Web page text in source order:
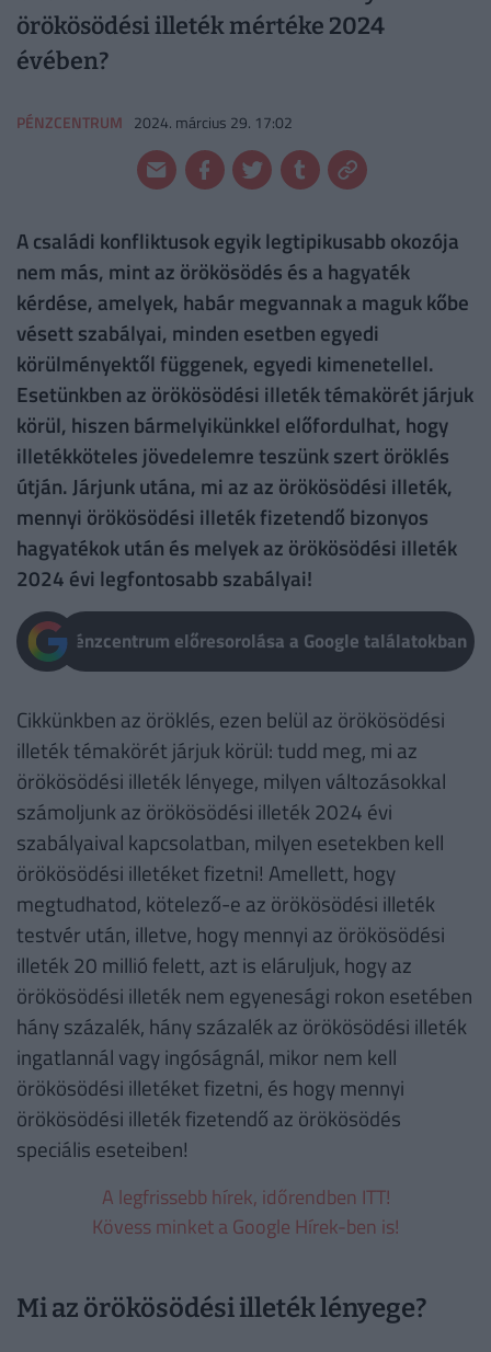
örökösödési illeték mértéke 2024
évében?
PÉNZCENTRUM 2024. március 29. 17:02
A családi konfliktusok egyik legtipikusabb okozója
nem más, mint az örökösödés és a hagyaték
kérdése, amelyek, habár megvannak a maguk kőbe
vésett szabályai, minden esetben egyedi
körülményektől függenek, egyedi kimenetellel.
Esetünkben az örökösödési illeték témakörét járjuk
körül, hiszen bármelyikünkkel előfordulhat, hogy
illetékköteles jövedelemre teszünk szert öröklés
útján. Járjunk utána, mi az az örökösödési illeték,
mennyi örökösödési illeték fizetendő bizonyos
hagyatékok után és melyek az örökösödési illeték
2024 évi legfontosabb szabályai!
Pénzcentrum előresorolása a Google találatokban
Cikkünkben az öröklés, ezen belül az örökösödési
illeték témakörét járjuk körül: tudd meg, mi az
örökösödési illeték lényege, milyen változásokkal
számoljunk az örökösödési illeték 2024 évi
szabályaival kapcsolatban, milyen esetekben kell
örökösödési illetéket fizetni! Amellett, hogy
megtudhatod, kötelező-e az örökösödési illeték
testvér után, illetve, hogy mennyi az örökösödési
illeték 20 millió felett, azt is eláruljuk, hogy az
örökösödési illeték nem egyenesági rokon esetében
hány százalék, hány százalék az örökösödési illeték
ingatlannál vagy ingóságnál, mikor nem kell
örökösödési illetéket fizetni, és hogy mennyi
örökösödési illeték fizetendő az örökösödés
speciális eseteiben!
A legfrissebb hírek, időrendben ITT!
Kövess minket a Google Hírek-ben is!
Mi az örökösödési illeték lényege?